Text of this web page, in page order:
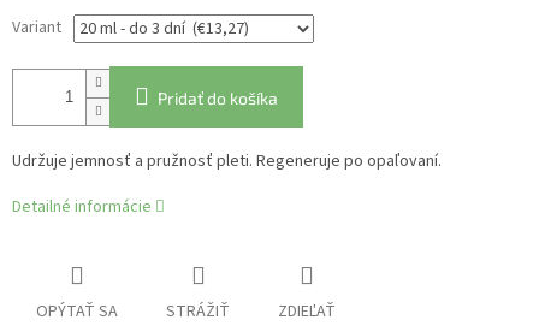
Variant
Pridať do košíka
Udržuje jemnosť a pružnosť pleti. Regeneruje po opaľovaní.
Detailné informácie
OPÝTAŤ SA STRÁŽIŤ ZDIEĽAŤ